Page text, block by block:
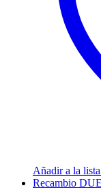
Añadir a la
Recambio